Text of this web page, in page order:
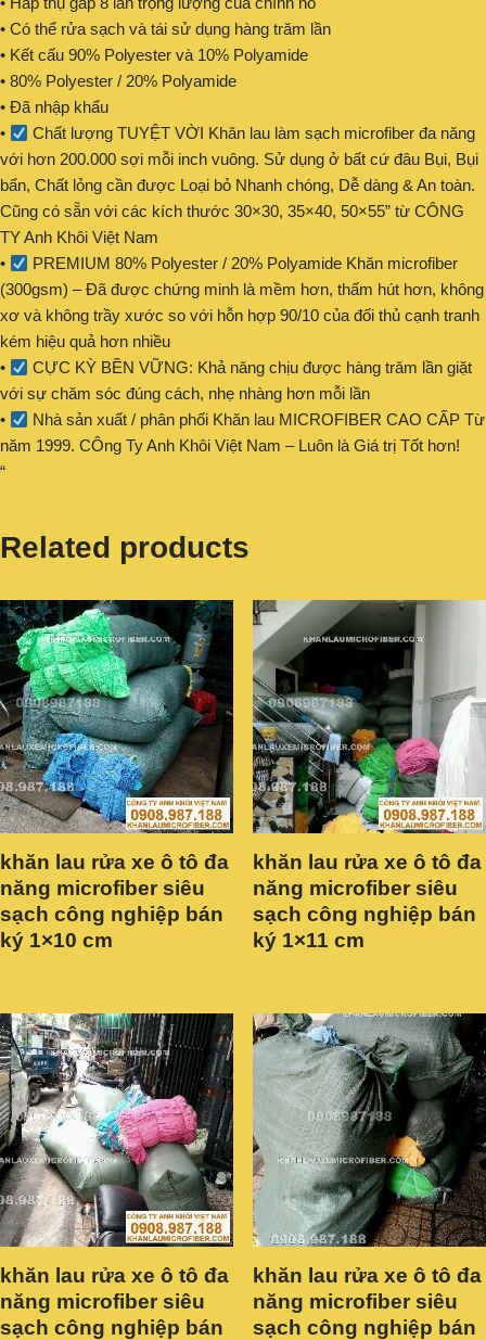
• Có thể rửa sạch và tái sử dụng hàng trăm lần
• Kết cấu 90% Polyester và 10% Polyamide
• 80% Polyester / 20% Polyamide
• Đã nhập khẩu
•
Chất lượng TUYỆT VỜI Khăn lau làm sạch microfiber đa năng
với hơn 200.000 sợi mỗi inch vuông. Sử dụng ở bất cứ đâu Bụi, Bụi
bẩn, Chất lỏng cần được Loại bỏ Nhanh chóng, Dễ dàng & An toàn.
Cũng có sẵn với các kích thước 30×30, 35×40, 50×55” từ CÔNG
TY Anh Khôi Việt Nam
•
PREMIUM 80% Polyester / 20% Polyamide Khăn microfiber
(300gsm) – Đã được chứng minh là mềm hơn, thấm hút hơn, không
xơ và không trầy xước so với hỗn hợp 90/10 của đối thủ cạnh tranh
kém hiệu quả hơn nhiều
•
CỰC KỲ BỀN VỮNG: Khả năng chịu được hàng trăm lần giặt
với sự chăm sóc đúng cách, nhẹ nhàng hơn mỗi lần
•
Nhà sản xuất / phân phối Khăn lau MICROFIBER CAO CẤP Từ
năm 1999. CÔng Ty Anh Khôi Việt Nam – Luôn là Giá trị Tốt hơn!
“
Related products
khăn lau rửa xe ô tô đa
năng microfiber siêu
sạch công nghiệp bán
ký 1×10 cm
khăn lau rửa xe ô tô đa
năng microfiber siêu
sạch công nghiệp bán
ký 1×11 cm
khăn lau rửa xe ô tô đa
năng microfiber siêu
sạch công nghiệp bán
khăn lau rửa xe ô tô đa
năng microfiber siêu
sạch công nghiệp bán